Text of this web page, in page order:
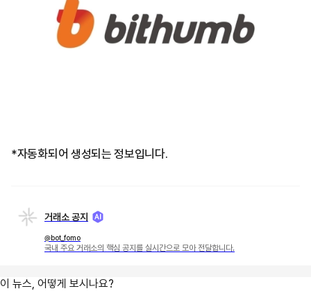
*자동화되어 생성되는 정보입니다.
거래소 공지
@bot_fomo
국내 주요 거래소의 핵심 공지를 실시간으로 모아 전달합니다.
이 뉴스, 어떻게 보시나요?